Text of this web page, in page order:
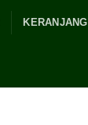
KERANJANG